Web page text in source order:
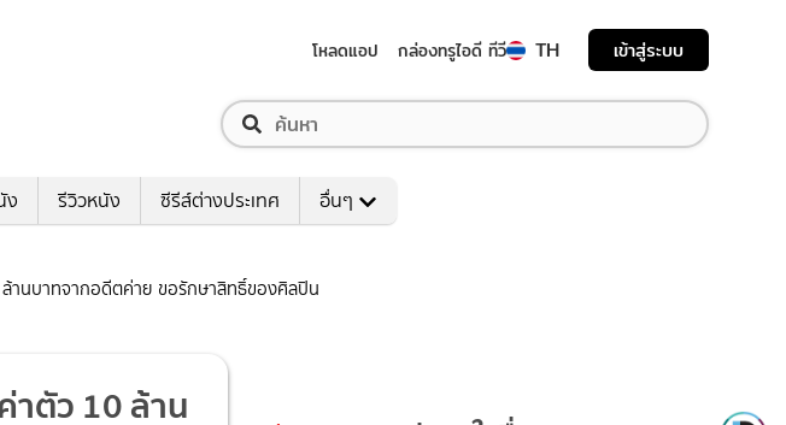
โหลดแอป กล่องทรูไอดี ทีวี TH เข้าสู่ระบบ
ง รีวิวหนัง ซีรีส์ต่างประเทศ อื่นๆ
ล้านบาทจากอดีตค่าย ขอรักษาสิทธิ์ของศิลปิน
าตัว 10 ล้าน